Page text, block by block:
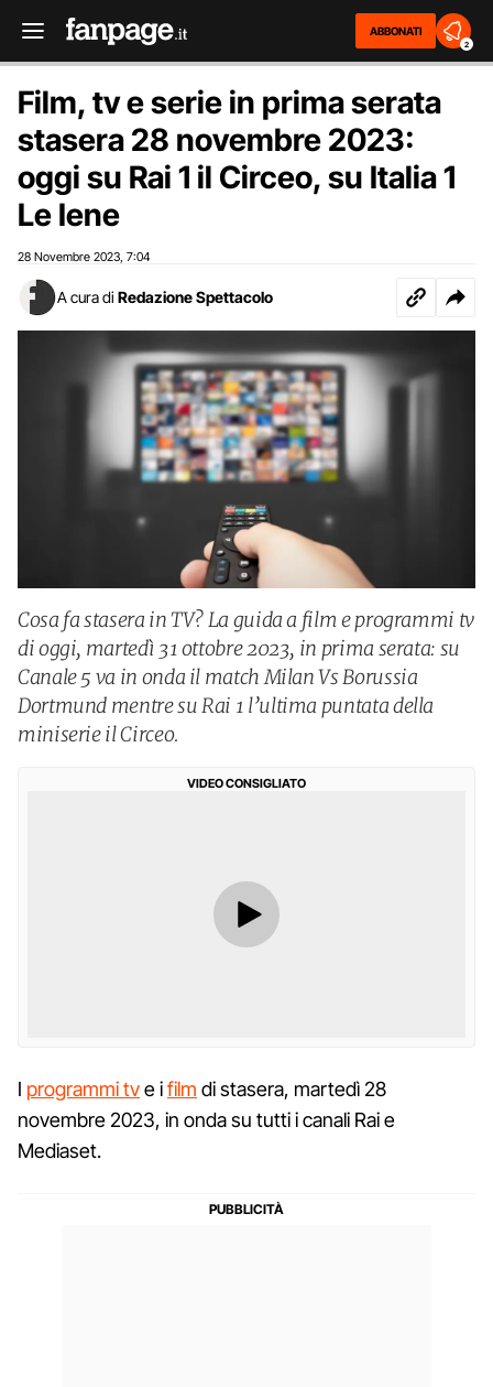
ABBONATI
2
Film, tv e serie in prima serata
stasera 28 novembre 2023:
oggi su Rai 1 il Circeo, su Italia 1
Le Iene
28 Novembre 2023 7:04
A cura di Redazione Spettacolo
Cosa fa stasera in TV? La guida a film e programmi tv
di oggi, martedì 31 ottobre 2023, in prima serata: su
Canale 5 va in onda il match Milan Vs Borussia
Dortmund mentre su Rai 1 l’ultima puntata della
miniserie il Circeo.
VIDEO CONSIGLIATO
I programmi tve ifilm di stasera, martedì 28
novembre 2023, in onda su tutti i canali Rai e
Mediaset.